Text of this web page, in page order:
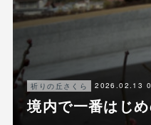
祈りの丘さくら 2026.02.13
境内で一番はじ